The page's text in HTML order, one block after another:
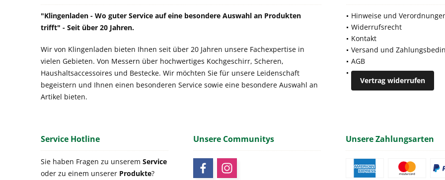
"Klingenladen - Wo guter Service auf eine besondere Auswahl an Produkten
trifft" - Seit über 20 Jahren.
Wir von Klingenladen bieten Ihnen seit über 20 Jahren unsere Fachexpertise in
vielen Gebieten. Von Messern über hochwertiges Kochgeschirr, Scheren,
Haushaltsaccessoires und Bestecke. Wir möchten Sie für unsere Leidenschaft
begeistern und Ihnen einen besonderen Service sowie eine besondere Auswahl an
Artikel bieten.
Hinweise und
Widerrufsrecht
Kontakt
Versand und
AGB
Vertrag widerrufen
Service Hotline
Sie haben Fragen zu unserem Service
oder zu einem unserer Produkte?
Unsere Communitys Unsere Zahlungsarten